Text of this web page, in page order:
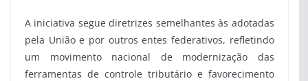
A iniciativa segue diretrizes semelhantes às adotadas
pela União e por outros entes federativos, refletindo
um movimento nacional de modernização das
ferramentas de controle tributário e favorecimento